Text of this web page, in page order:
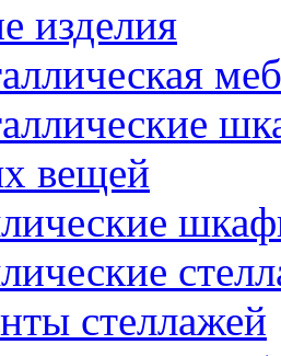
изделия
вещей
стеллажей